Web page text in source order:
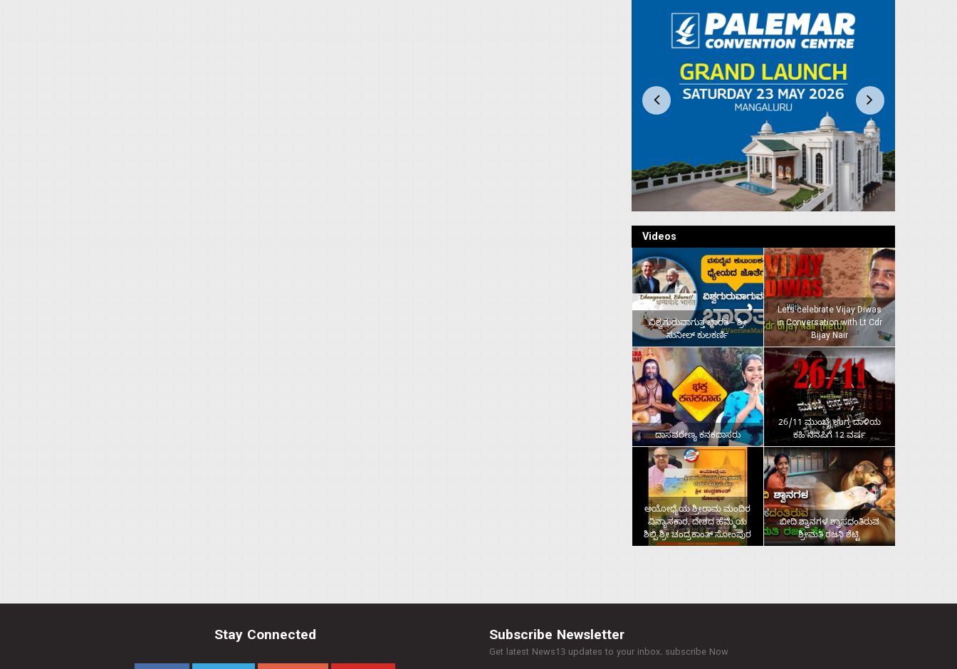
Videos
ವಿಶ್ವಗುರುವಾಗುತ್ತ ಭಾರತ – ಶ್ರೀ
ಸುನೀಲ್‌ ಕುಲಕರ್ಣಿ
Lets celebrate Vijay Diwas
in Conversation with Lt Cdr
Bijay Nair
ದಾಸವರೇಣ್ಯ ಕನಕದಾಸರು
26/11 ಮುಂಬೈ ಉಗ್ರ ದಾಳಿಯ
ಕಹಿ ನೆನಪಿಗೆ 12 ವರ್ಷ
ಅಯೋಧ್ಯೆಯ ಶ್ರೀರಾಮ ಮಂದಿರ
ವಿನ್ಯಾಸಕಾರ, ದೇಶದ ಹೆಮ್ಮೆಯ
ಶಿಲ್ಪಿ ಶ್ರೀ ಚಂದ್ರಕಾಂತ್‌ ಸೋಂಪುರ
ಬೀದಿ ಶ್ವಾನಗಳ ಶ್ವಾಸದಂತಿರುವ
ಶ್ರೀಮತಿ ರಜನಿ ಶೆಟ್ಟಿ
Stay Connected Subscribe Newsletter
Get latest News13 updates to your inbox. subscribe Now